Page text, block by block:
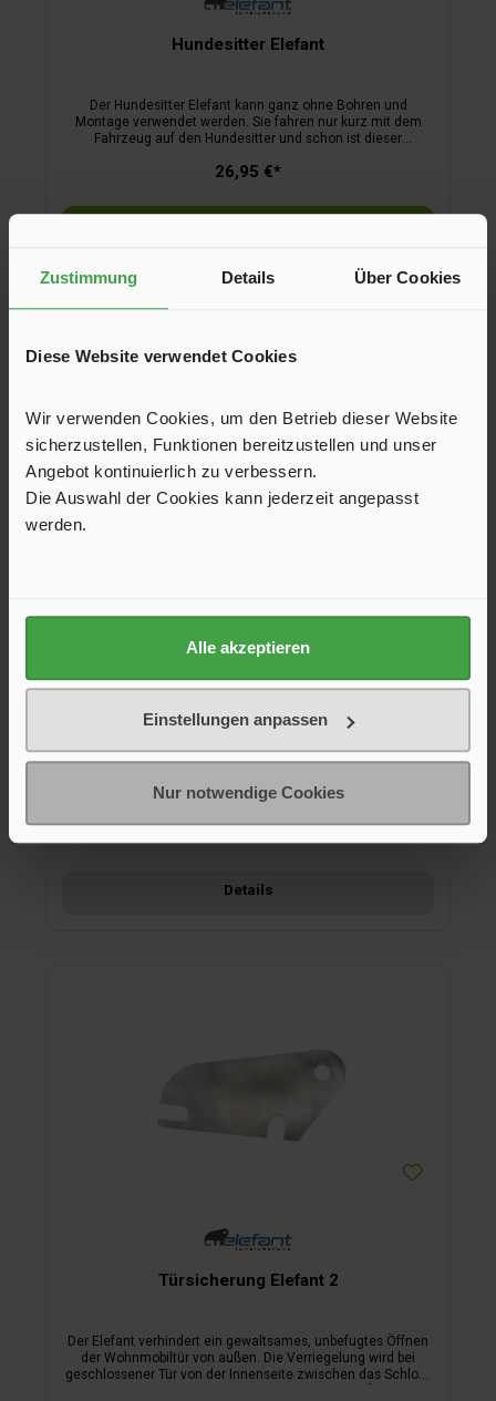
Zustimmung Details Über Cookies
Diese Website verwendet Cookies
Wir verwenden Cookies, um den Betrieb dieser Website
sicherzustellen, Funktionen bereitzustellen und unser
Angebot kontinuierlich zu verbessern.
Die Auswahl der Cookies kann jederzeit angepasst
werden.
Alle akzeptieren
Einstellungen anpassen
Nur notwendige Cookies
Hundesitter Elefant
Der Hundesitter Elefant kann ganz ohne Bohren und
Montage verwendet werden. Sie fahren nur kurz mit dem
Fahrzeug auf den Hundesitter und schon ist dieser
Bohren geringes Gewicht Edelstahlausführung sofort
26,95 €*
Türsicherung Elefant 6
Der Elefant verhindert ein gewaltsames, unbefugtes Öffnen
der Wohnmobiltür von außen. Die Verriegelung wird bei
geschlossener Tür von der Innenseite zwischen das Schloss
und das Schließblech eingeführt. Dadurch ist ein Öffnen der
Bohrengeringes Gewicht (Edelstahl)sofortige
Innenraumvon Campern für Camper
Verpackung
fertig verpackt(Diese Option ist zurzeit nicht verfügbar.)
Details
Türsicherung Elefant 2
Der Elefant verhindert ein gewaltsames, unbefugtes Öffnen
der Wohnmobiltür von außen. Die Verriegelung wird bei
geschlossener Tür von der Innenseite zwischen das Schloss